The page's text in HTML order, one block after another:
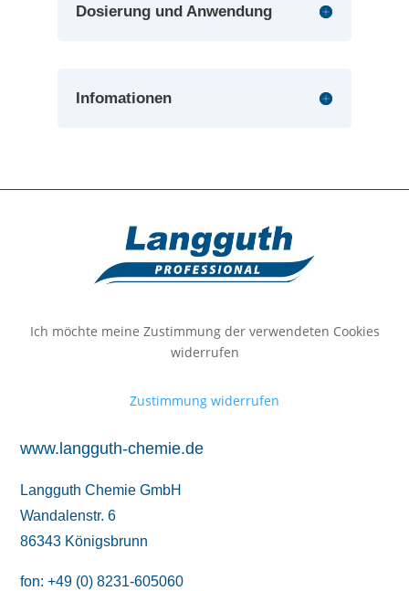
Dosierung und Anwendung
Infomationen
Ich möchte meine Zustimmung der verwendeten Cookies
widerrufen
Zustimmung widerrufen
www.langguth-chemie.de
Langguth Chemie GmbH
Wandalenstr. 6
86343 Königsbrunn
fon: +49 (0) 8231-605060